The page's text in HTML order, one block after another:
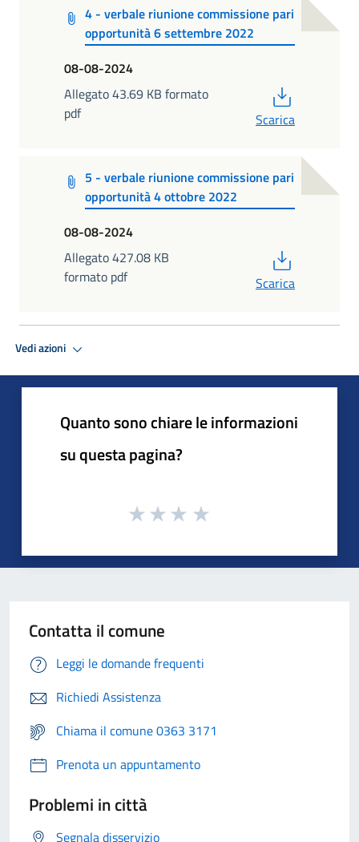
4 - verbale riunione commissione pari
opportunità 6 settembre 2022
08-08-2024
Allegato 43.69 KB formato
pdf
Scarica
5 - verbale riunione commissione pari
opportunità 4 ottobre 2022
08-08-2024
Allegato 427.08 KB
formato pdf
Scarica
Vedi azioni
Quanto sono chiare le informazioni
su questa pagina?
Contatta il comune
Leggi le domande frequenti
Richiedi Assistenza
Chiama il comune 0363 3171
Prenota un appuntamento
Problemi in città
Segnala disservizio